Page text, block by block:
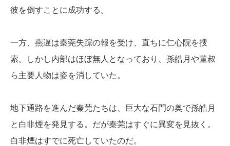
彼を倒すことに成功する。
一方、燕遅は秦莞失踪の報を受け、直ちに仁心院を捜
索。しかし内部はほぼ無人となっており、孫皓月や董叔
ら主要人物は姿を消していた。
地下通路を進んだ秦莞たちは、巨大な石門の奥で孫皓月
と白非煙を発見する。だが秦莞はすぐに異変を見抜く。
白非煙はすでに死亡していたのだ。